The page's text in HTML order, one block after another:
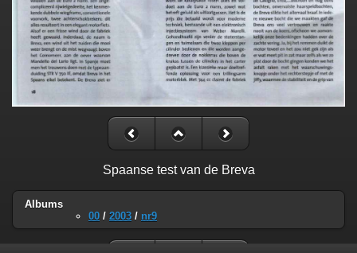
Spaanse test van de Breva
Albums
00 / 2003 / nr9